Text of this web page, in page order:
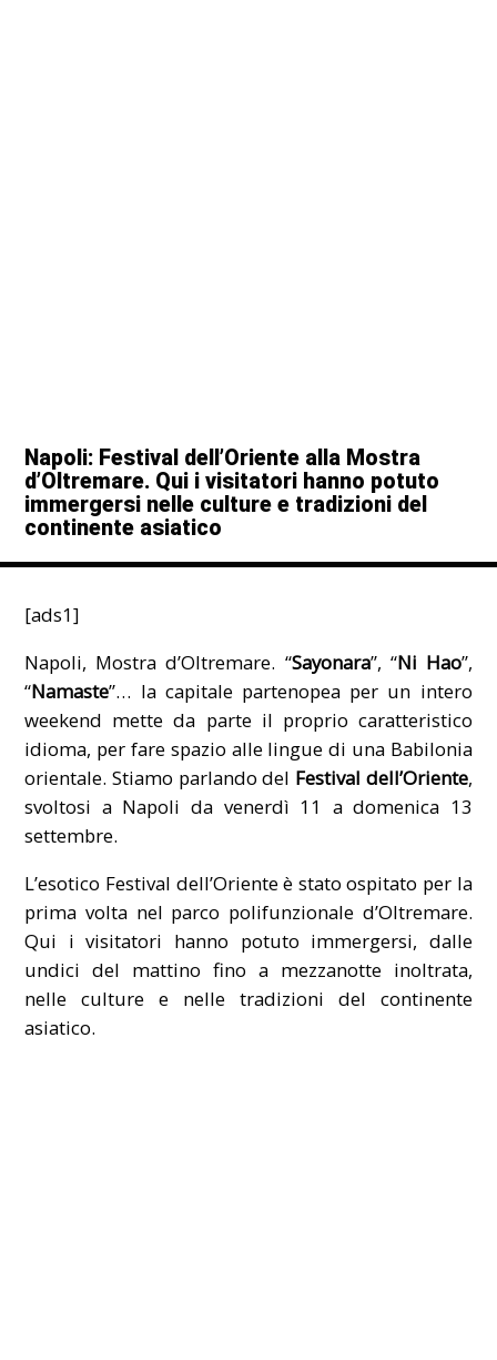
Napoli: Festival dell’Oriente alla Mostra
d’Oltremare. Qui i visitatori hanno potuto
immergersi nelle culture e tradizioni del
continente asiatico
[ads1]
Napoli, Mostra d’Oltremare. “Sayonara”, “Ni Hao”,
“Namaste”… la capitale partenopea per un intero
weekend mette da parte il proprio caratteristico
idioma, per fare spazio alle lingue di una Babilonia
orientale. Stiamo parlando del Festival dell’Oriente,
svoltosi a Napoli da venerdì 11 a domenica 13
settembre.
L’esotico Festival dell’Oriente è stato ospitato per la
prima volta nel parco polifunzionale d’Oltremare.
Qui i visitatori hanno potuto immergersi, dalle
undici del mattino fino a mezzanotte inoltrata,
nelle culture e nelle tradizioni del continente
asiatico.